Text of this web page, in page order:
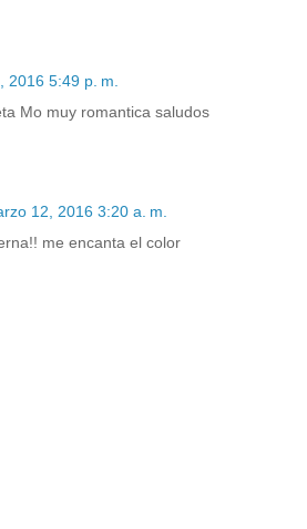
2016 5:49 p. m.
Mo muy romantica saludos
12, 2016 3:20 a. m.
me encanta el color